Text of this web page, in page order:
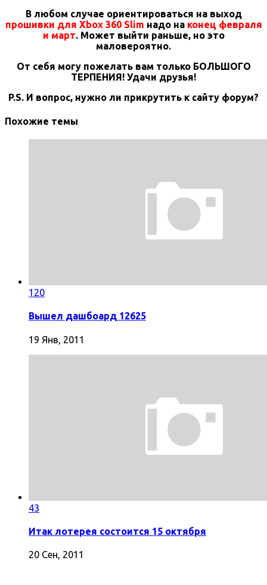
В любом случае ориентироваться на выход
прошивки для Xbox 360 Slim надо на конец февраля
и март. Может выйти раньше, но это
маловероятно.
От себя могу пожелать вам только БОЛЬШОГО
ТЕРПЕНИЯ! Удачи друзья!
P.S. И вопрос, нужно ли прикрутить к сайту форум?
Похожие темы
120
Вышел дашбоард 12625
19 Янв, 2011
43
Итак лотерея состоится 15 октября
20 Сен, 2011